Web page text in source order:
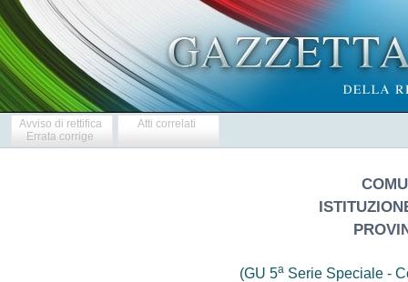
Avviso di rettifica
Errata corrige
Atti correlati
(GU 5a Serie Speciale -